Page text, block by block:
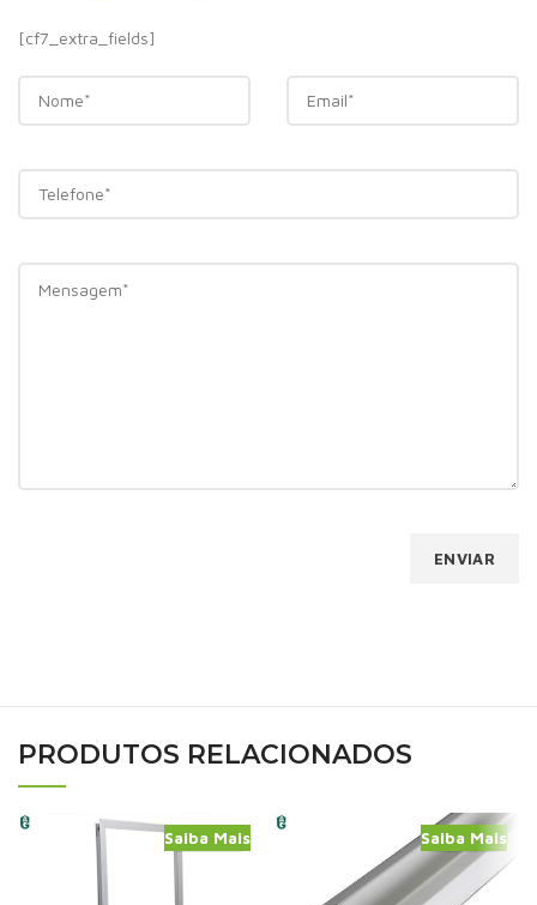
[cf7_extra_fields]
PRODUTOS RELACIONADOS
Saiba Mais Saiba Mais